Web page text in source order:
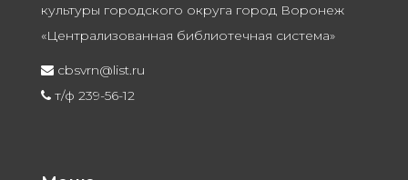
культуры городского округа город Воронеж
«Централизованная библиотечная система»
cbsvrn@list.ru
т/ф 239-56-12